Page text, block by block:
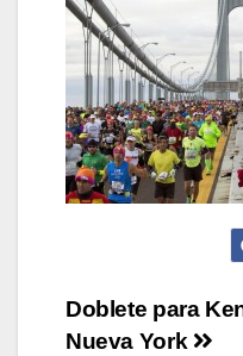
Doblete para
Nueva York